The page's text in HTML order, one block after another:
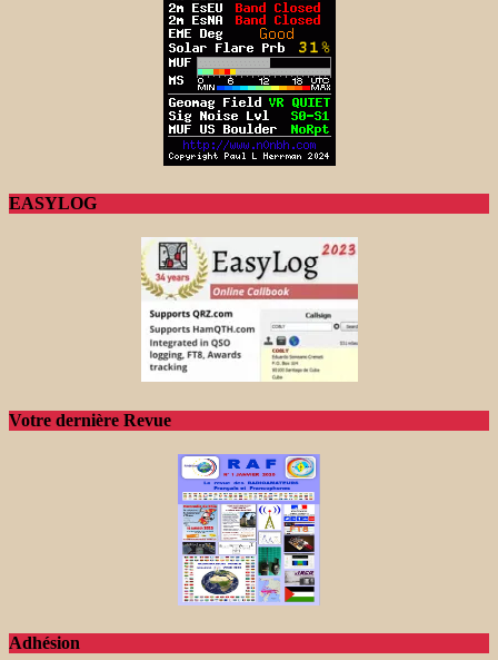
EASYLOG
Votre dernière Revue
Adhésion